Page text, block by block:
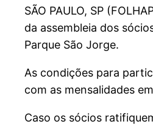
SÃO PAULO, SP
da assembleia dos
Parque São Jorge.
As condições para
com as mensalidades
Caso os sócios